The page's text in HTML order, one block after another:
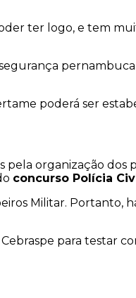
ter logo, e tem
poderá ser
organização dos
concurso Polícia
Militar. Portanto,
para testar